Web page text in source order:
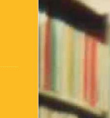
:
Conseils d’utilisation
comment je suis née !
l’Association Culturelle